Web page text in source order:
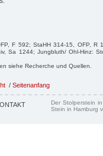
F 592; StaHH 314-15, OFP, R
Sa 1244; Jung­bluth/ Ohl-Hinz:
siehe Recherche und Quellen.
/ Seitenanfang
Der Stolperstein
Stein in Hamburg